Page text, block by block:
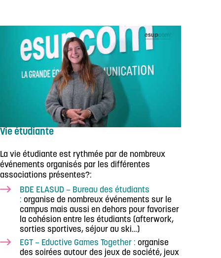
Vie étudiante
La vie étudiante est rythmée par de nombreux
événements organisés par les différentes
associations présentes?:
BDE ELASUD – Bureau des étudiants
: organise de nombreux événements sur le
campus mais aussi en dehors pour favoriser
la cohésion entre les étudiants (afterwork,
sorties sportives, séjour au ski…)
EGT – Eductive Games Together : organise
des soirées autour des jeux de société, jeux